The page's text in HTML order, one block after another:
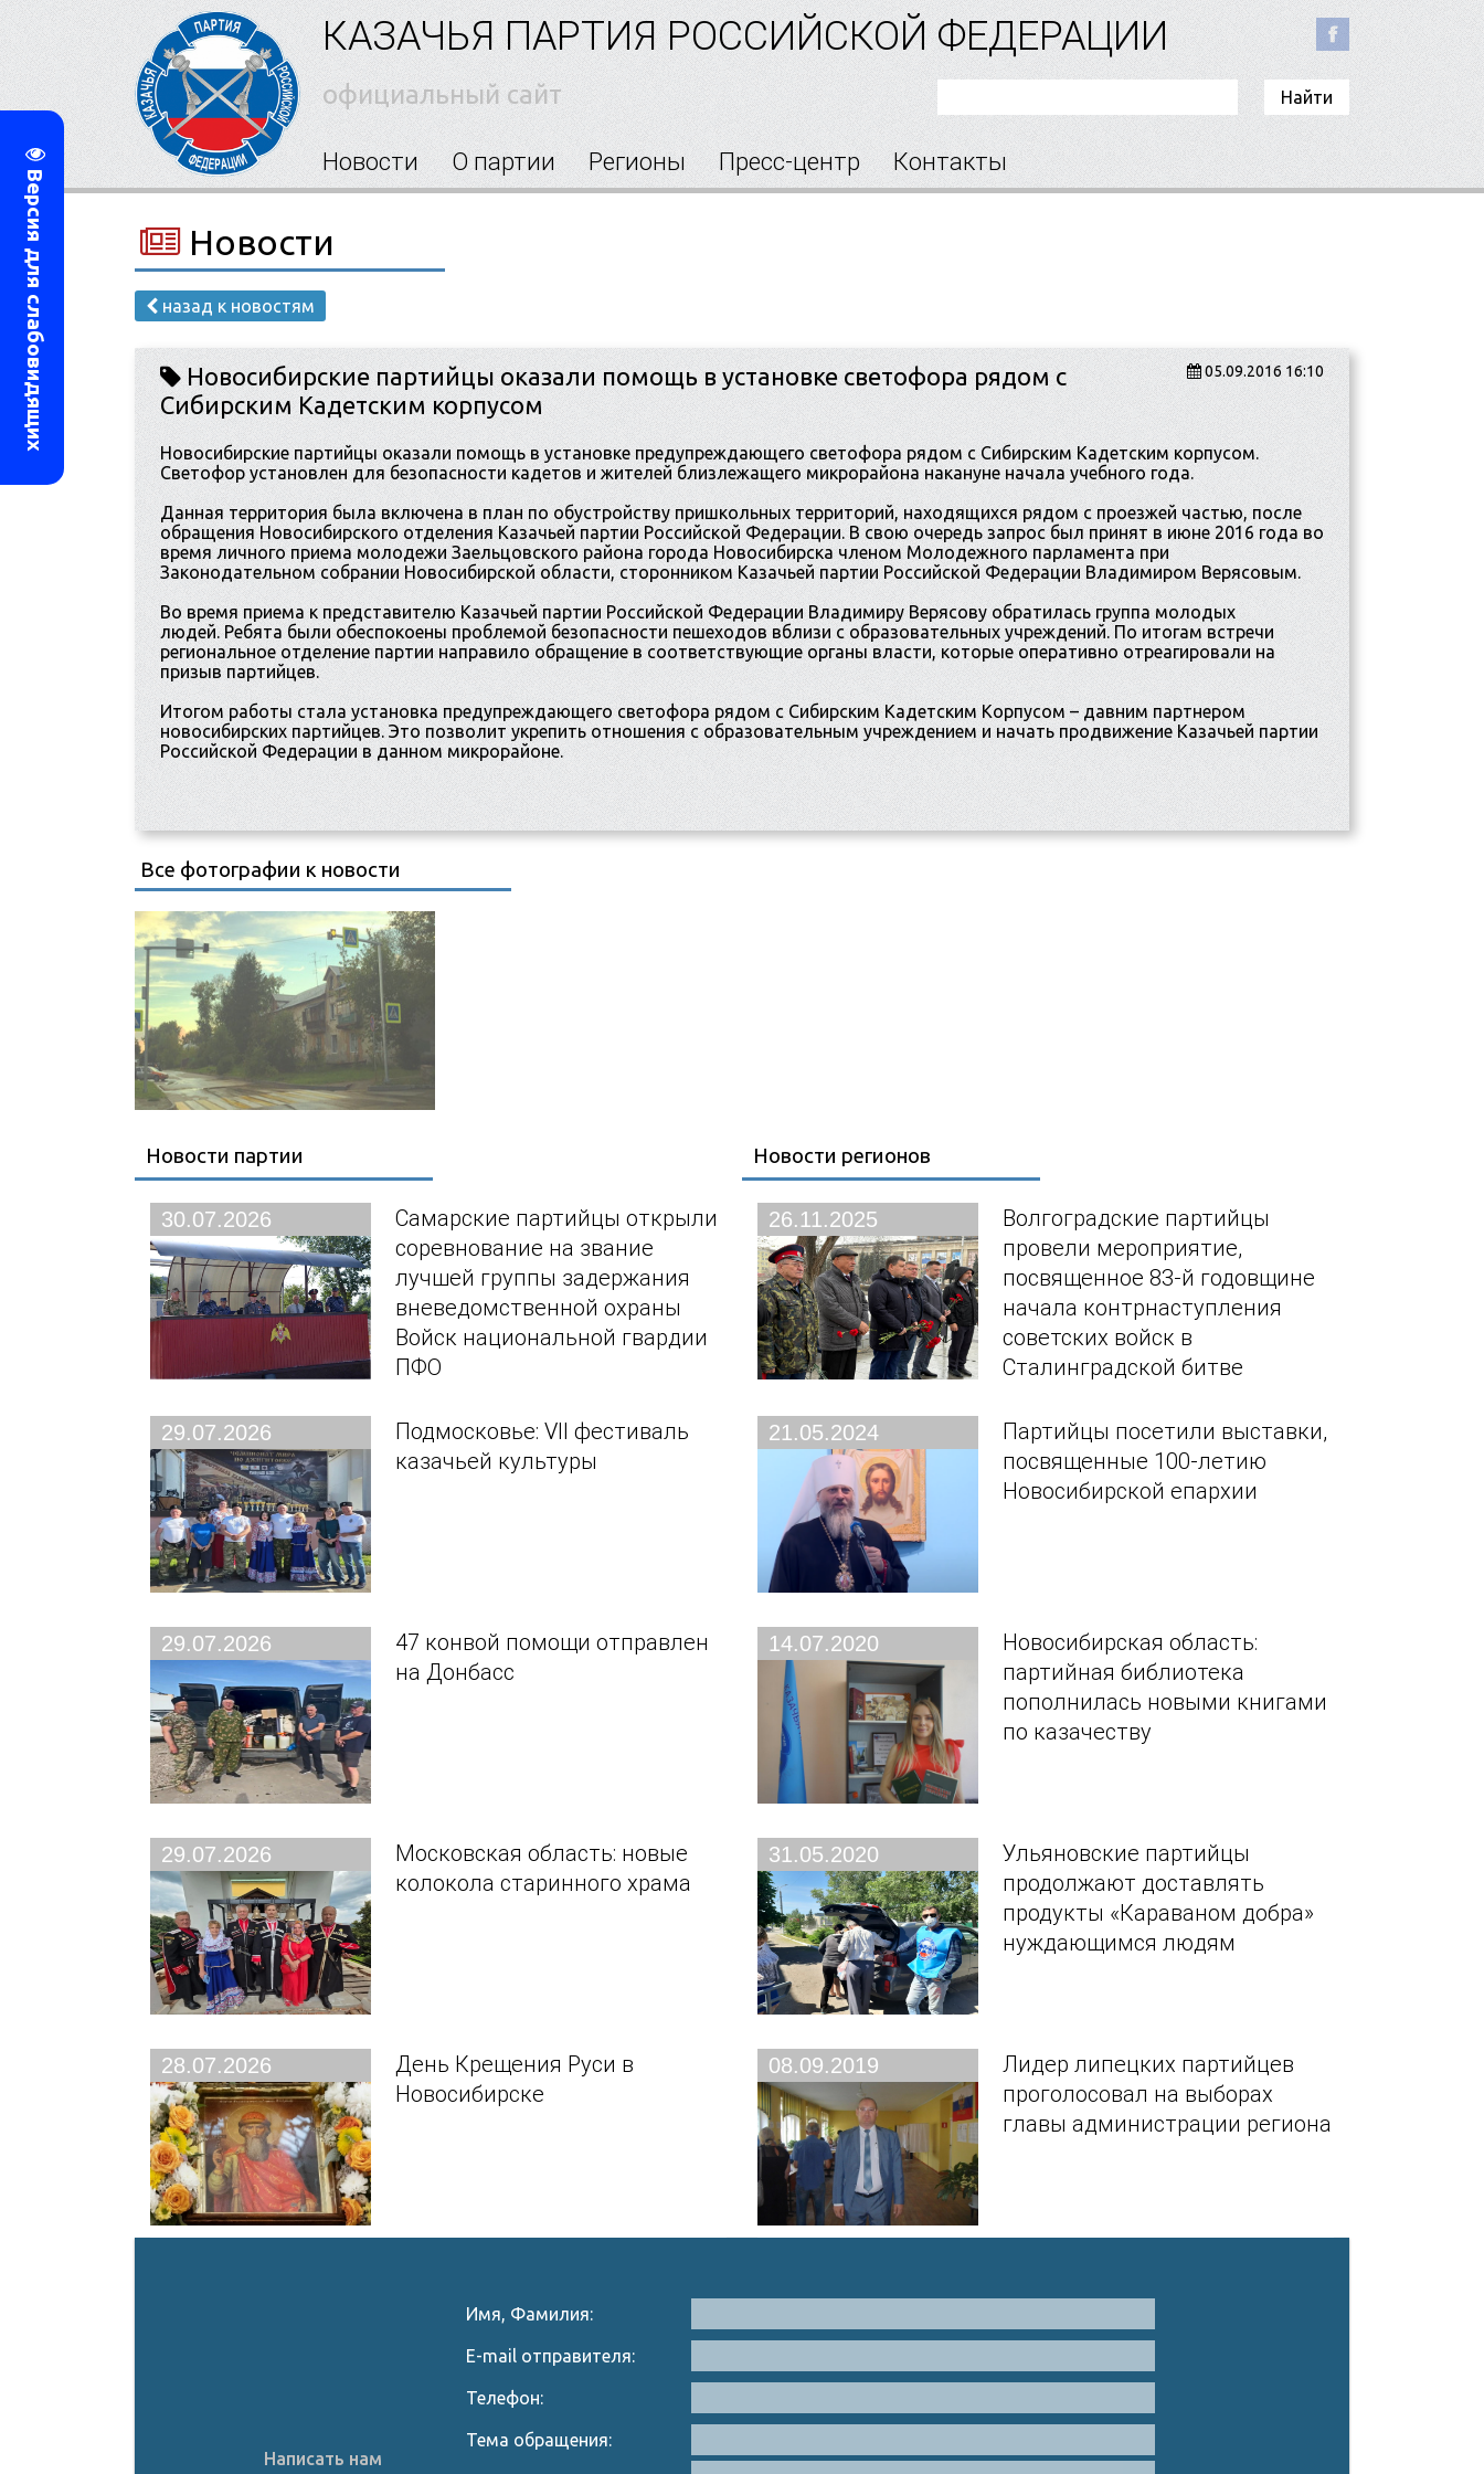
Версия для слабовидящих
КАЗАЧЬЯ ПАРТИЯ РОССИЙСКОЙ ФЕДЕРАЦИИ
официальный сайт
Новости О партии Регионы Пресс-центр Контакты
Новости
назад к новостям
05.09.2016 16:10
Новосибирские партийцы оказали помощь в установке светофора рядом с
Сибирским Кадетским корпусом
Новосибирские партийцы оказали помощь в установке предупреждающего светофора рядом с Сибирским Кадетским корпусом.
Светофор установлен для безопасности кадетов и жителей близлежащего микрорайона накануне начала учебного года.
Данная территория была включена в план по обустройству пришкольных территорий, находящихся рядом с проезжей частью, после
обращения Новосибирского отделения Казачьей партии Российской Федерации. В свою очередь запрос был принят в июне 2016 года во
время личного приема молодежи Заельцовского района города Новосибирска членом Молодежного парламента при
Законодательном собрании Новосибирской области, сторонником Казачьей партии Российской Федерации Владимиром Верясовым.
Во время приема к представителю Казачьей партии Российской Федерации Владимиру Верясову обратилась группа молодых
людей. Ребята были обеспокоены проблемой безопасности пешеходов вблизи с образовательных учреждений. По итогам встречи
региональное отделение партии направило обращение в соответствующие органы власти, которые оперативно отреагировали на
призыв партийцев.
Итогом работы стала установка предупреждающего светофора рядом с Сибирским Кадетским Корпусом – давним партнером
новосибирских партийцев. Это позволит укрепить отношения с образовательным учреждением и начать продвижение Казачьей партии
Российской Федерации в данном микрорайоне.
Все фотографии к новости
Новости партии
30.07.2026
Самарские партийцы открыли
соревнование на звание
лучшей группы задержания
вневедомственной охраны
Войск национальной гвардии
ПФО
29.07.2026
Подмосковье: VII фестиваль
казачьей культуры
29.07.2026
47 конвой помощи отправлен
на Донбасс
29.07.2026
Московская область: новые
колокола старинного храма
28.07.2026
День Крещения Руси в
Новосибирске
Новости регионов
26.11.2025
Волгоградские партийцы
провели мероприятие,
посвященное 83-й годовщине
начала контрнаступления
советских войск в
Сталинградской битве
21.05.2024
Партийцы посетили выставки,
посвященные 100-летию
Новосибирской епархии
14.07.2020
Новосибирская область:
партийная библиотека
пополнилась новыми книгами
по казачеству
31.05.2020
Ульяновские партийцы
продолжают доставлять
продукты «Караваном добра»
нуждающимся людям
08.09.2019
Лидер липецких партийцев
проголосовал на выборах
главы администрации региона
Написать нам
Имя, Фамилия:
E-mail отправителя:
Телефон:
Тема обращения: